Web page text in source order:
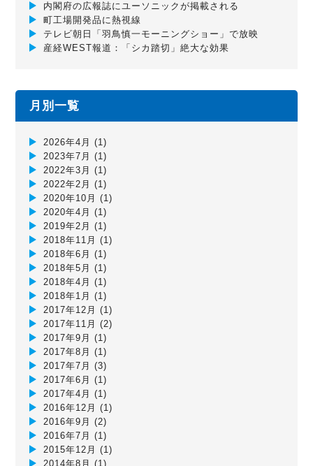
内閣府の広報誌にユーソニックが掲載される
町工場開発品に熱視線
テレビ朝日「羽鳥慎一モーニングショー」で放映
産経WEST報道：「シカ踏切」絶大な効果
月別一覧
2026年4月 (1)
2023年7月 (1)
2022年3月 (1)
2022年2月 (1)
2020年10月 (1)
2020年4月 (1)
2019年2月 (1)
2018年11月 (1)
2018年6月 (1)
2018年5月 (1)
2018年4月 (1)
2018年1月 (1)
2017年12月 (1)
2017年11月 (2)
2017年9月 (1)
2017年8月 (1)
2017年7月 (3)
2017年6月 (1)
2017年4月 (1)
2016年12月 (1)
2016年9月 (2)
2016年7月 (1)
2015年12月 (1)
2014年8月 (1)